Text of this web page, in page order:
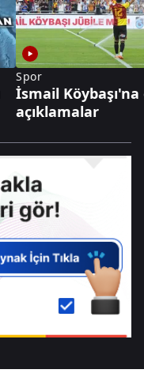
Spor
İsmail
açıklamalar